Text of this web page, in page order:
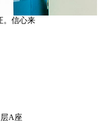
。信心来
A座